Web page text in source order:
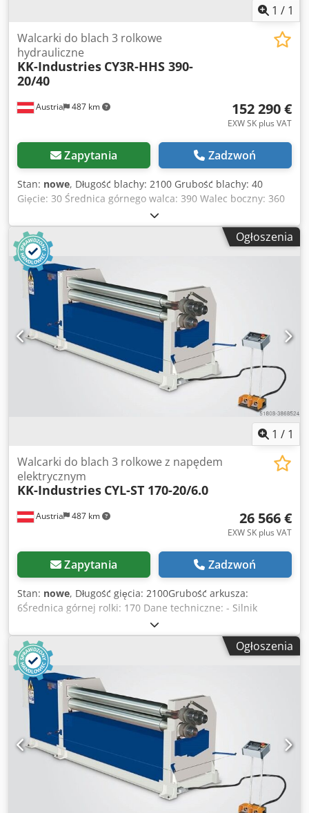
1 / 1
Austria 487 km
Walcarki do blach 3 rolkowe
hydrauliczne
KK-Industries CY3R-HHS 390-
20/40
152 290 €
EXW SK plus VAT
Zapytania Zadzwoń
Stan: nowe, Długość blachy: 2100 Grubość blachy: 40
Gięcie: 30 Średnica górnego walca: 390 Walec boczny: 360
Silnik: 22 Wymiary (DxSxW): 4900 x 1950 x 2200 Waga ok.:
17000 Dane techniczne: - Walce hartowane i polerowane -
Korpus wykonany w całości ze stali ST-52 - Urządzenie do
gięcia stożkowego - Wyświetlacz cyfrowy dla walców
bocznych - Przenośny pulpit sterowniczy - Walce
zamontowane na łożyskach - Pokrywa górnego walca
otwierana i zamykana hydraulicznie z poziomu panelu
sterowania - Wszystkie walce napędzane są silnikiem
hydraulicznym i przekładnią planetarną - Ruchy boczne
napędzane hydraulicznie Opcje: - Zmienna prędkość
obrotowa EURO 4.682,-- - Stół podający materiał na
zapytanie Codpfsd Ab Sysx Apborf - Chłodnica oleju EURO
1.040,-- - Podpora centralna EURO 13.600,-- - Podpory
boczne EURO 9.250,-- Posiadamy bardzo wiele referencji!
Ogłoszenia
1 / 1
Austria 487 km
Walcarki do blach 3 rolkowe z napędem
elektrycznym
KK-Industries CYL-ST 170-20/6.0
26 566 €
EXW SK plus VAT
Zapytania Zadzwoń
Stan: nowe, Długość gięcia: 2100Grubość arkusza:
6Średnica górnej rolki: 170 Dane techniczne: - Silnik
napędzający tylną rolkę - Urządzenie do gięcia stożków -
Hartowane i polerowane wałki - Cały korpus wykonany jest
ze stali St 52 - Asymetryczna konstrukcja zapewniająca
doskonałe zginanie - Górne i dolne rolki są napędzane
przez silniki elektryczne z hamulcem i przekładnie
planetarne w skrzyni biegów - Przenośny panel sterowania
- Zgodnie z normami CE Opcje: - Dolny wałek napędzany
silnikiem elektrycznym EURO 1.650, --. - Cyfrowy
wyświetlacz pokazujący pozycję walca tylnego EURO 1.010,
--. - Przedłużone rolki EURO 966, -- - Wałki profilowe EURO
1.190, --. Posiadamy wiele referencji! Codpod Ab Npsfx
Ogłoszenia